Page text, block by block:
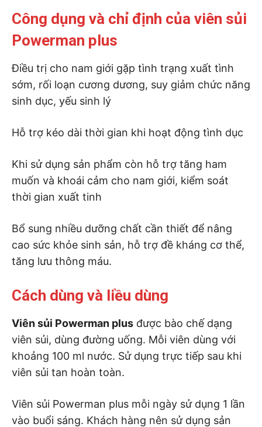
Công dụng và chỉ định của viên sủi
Powerman plus
Điều trị cho nam giới gặp tình trạng xuất tình
sớm, rối loạn cương dương, suy giảm chức năng
sinh dục, yếu sinh lý
Hỗ trợ kéo dài thời gian khi hoạt động tình dục
Khi sử dụng sản phẩm còn hỗ trợ tăng ham
muốn và khoái cảm cho nam giới, kiểm soát
thời gian xuất tinh
Bổ sung nhiều dưỡng chất cần thiết để nâng
cao sức khỏe sinh sản, hỗ trợ đề kháng cơ thể,
tăng lưu thông máu.
Cách dùng và liều dùng
Viên sủi Powerman plus được bào chế dạng
viên sủi, dùng đường uống. Mỗi viên dùng với
khoảng 100 ml nước. Sử dụng trực tiếp sau khi
viên sủi tan hoàn toàn.
Viên sủi Powerman plus mỗi ngày sử dụng 1 lần
vào buổi sáng. Khách hàng nên sử dụng sản